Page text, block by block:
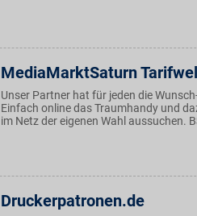
MediaMarktSaturn
Unser Partner hat für jeden die
Einfach online das Traumhandy und
im Netz der eigenen Wahl aussuchen.
Druckerpatronen.de